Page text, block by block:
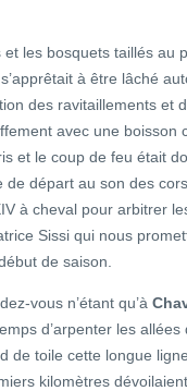
les bosquets taillés au
à être lâché
des ravitaillements et
avec une boisson
et le coup de feu était
départ au son des
à cheval pour arbitrer
Sissi qui nous
de saison.
vous n’étant qu’à
temps d’arpenter les
de toile cette longue
kilomètres